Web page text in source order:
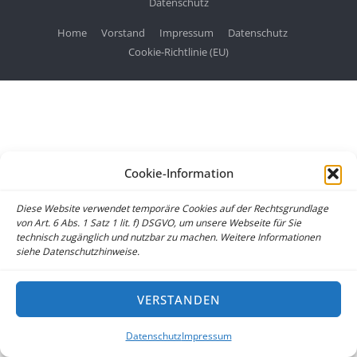
Cookie-Information
Diese Website verwendet temporäre Cookies auf der Rechtsgrundlage
von Art. 6 Abs. 1 Satz 1 lit. f) DSGVO, um unsere Webseite für Sie
technisch zugänglich und nutzbar zu machen. Weitere Informationen
siehe Datenschutzhinweise.
VERSTANDEN
DatenschutzImpressum
Home Vorstand Impressum
Datenschutz
Cookie-Richtlinie (EU)